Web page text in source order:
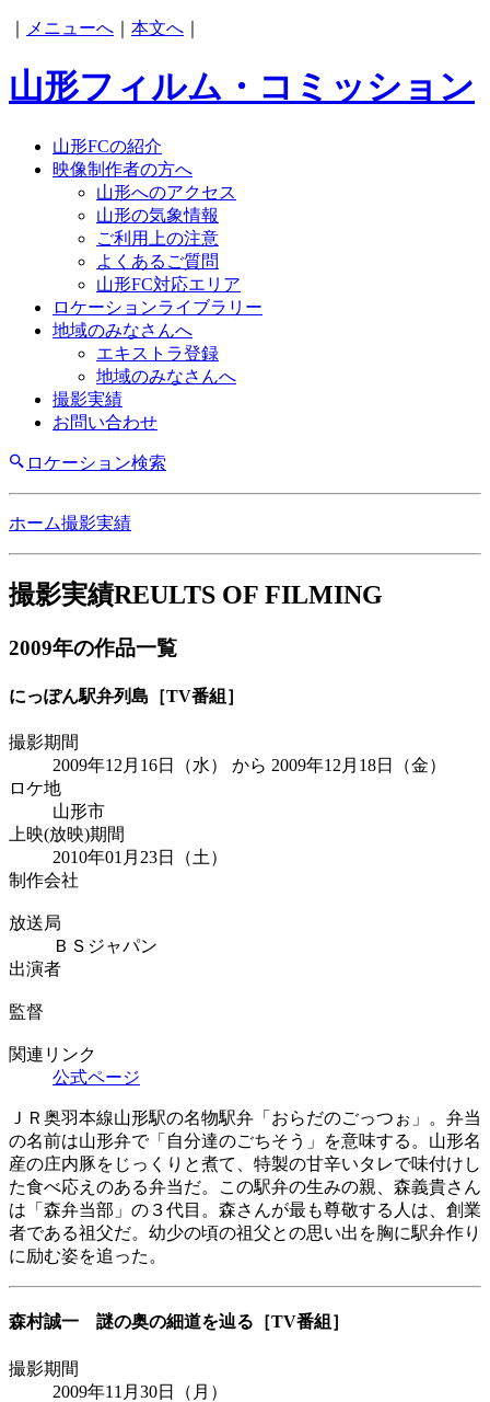
メニューへ 本文へ
山形フィルム・コミッション
山形FCの紹介
映像制作者の方へ
山形へのアクセス
山形の気象情報
ご利用上の注意
よくあるご質問
山形FC対応エリア
ロケーションライブラリー
地域のみなさんへ
エキストラ登録
地域のみなさんへ
撮影実績
お問い合わせ
ロケーション検索
ホーム撮影実績
撮影実績REULTS OF FILMING
2009年の作品一覧
にっぽん駅弁列島 ［TV番組］
撮影期間
2009年12月16日（水） から 2009年12月18日（金）
ロケ地
山形市
上映(放映)期間
2010年01月23日（土）
制作会社
放送局
ＢＳジャパン
出演者
監督
関連リンク
公式ページ
ＪＲ奥羽本線山形駅の名物駅弁「おらだのごっつぉ」。弁当
の名前は山形弁で「自分達のごちそう」を意味する。山形名
産の庄内豚をじっくりと煮て、特製の甘辛いタレで味付けし
た食べ応えのある弁当だ。この駅弁の生みの親、森義貴さん
は「森弁当部」の３代目。森さんが最も尊敬する人は、創業
者である祖父だ。幼少の頃の祖父との思い出を胸に駅弁作り
に励む姿を追った。
森村誠一 謎の奥の細道を辿る ［TV番組］
撮影期間
2009年11月30日（月）